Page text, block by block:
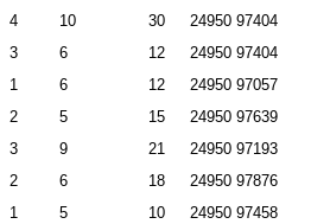
4 10 30
24950 97404
3 6 12
24950 97404
1 6 12
24950 97057
2 5 15
24950 97639
3 9 21
24950 97193
2 6 18
24950 97876
1 5 10
24950 97458